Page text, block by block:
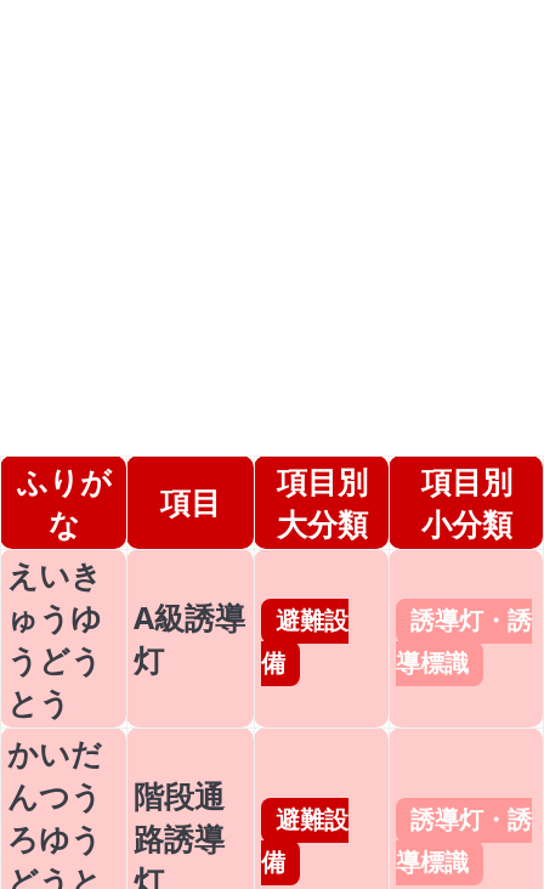
ふりが
な
項目
項目別
大分類
項目別
小分類
えいき
ゅうゆ
うどう
とう
A級誘導
灯
避難設
備
誘導灯・誘
導標識
かいだ
んつう
ろゆう
どうと
階段通
路誘導
灯
避難設
備
誘導灯・誘
導標識